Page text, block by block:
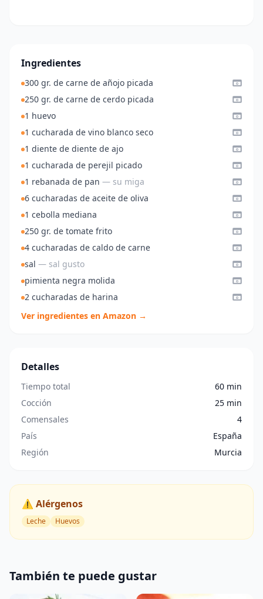
Ingredientes
300 gr. de carne de añojo picada
250 gr. de carne de cerdo picada
1 huevo
1 cucharada de vino blanco seco
1 diente de diente de ajo
1 cucharada de perejil picado
1 rebanada de pan — su miga
6 cucharadas de aceite de oliva
1 cebolla mediana
250 gr. de tomate frito
4 cucharadas de caldo de carne
sal — sal gusto
pimienta negra molida
2 cucharadas de harina
Ver ingredientes en Amazon →
Detalles
Tiempo total
60 min
Cocción
25 min
Comensales
4
País
España
Región
Murcia
⚠️ Alérgenos
Leche Huevos
También te puede gustar